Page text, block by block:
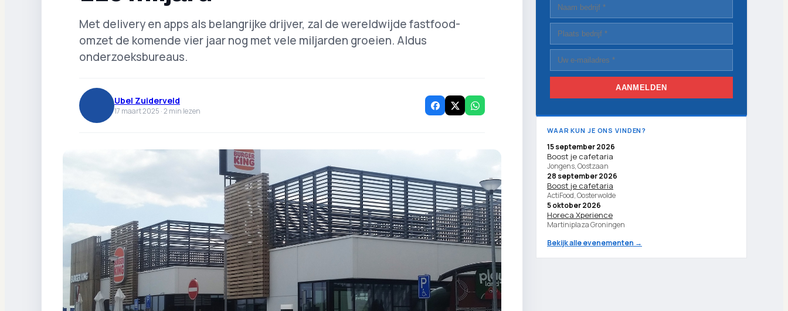
Met delivery en apps als belangrijke drijver, zal de wereldwijde fastfood-
omzet de komende vier jaar nog met vele miljarden groeien. Aldus
onderzoeksbureaus.
Ubel Zuiderveld
17 maart 2025 ·2 min lezen
AANMELDEN
WAAR KUN JE ONS VINDEN?
15 september 2026
Boost je cafetaria
Jongens, Oostzaan
28 september 2026
Boost je cafetaria
ActiFood, Oosterwolde
5 oktober 2026
Horeca Xperience
Martiniplaza Groningen
Bekijk alle evenementen →